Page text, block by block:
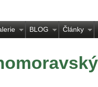
BLOG Články